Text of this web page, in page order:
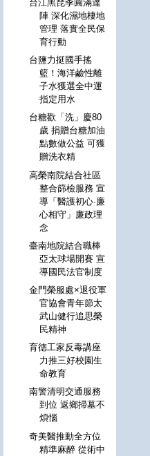
台江黑琵季圓滿達
陣 深化濕地棲地
管理 落實全民保
育行動
台鹽力挺國手搖
籃！海洋鹼性離
子水獲選全中運
指定用水
台糖歡「洗」慶80
歲 捐贈台糖加油
點數做公益 可獲
贈洗衣精
高榮南院結合社區
整合篩檢服務 宣
導「醫護初心·廉
心相守」廉政理
念
臺南地院結合職棒
亞太球場開賽 宣
導國民法官制度
金門榮服處×退役軍
官協會青年節太
武山健行追思榮
民精神
育德工家反毒講座
力推三好校園生
命教育
南警清明交通服務
到位 返鄉掃墓不
煩惱
奇美醫推動全方位
精準麻醉 從術中